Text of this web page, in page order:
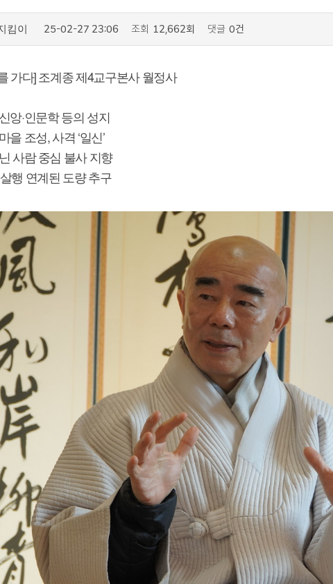
킴이 25-02-27 23:06 조회 12,662회 댓글 0건
가다] 조계종 제4교구본사 월정사
앙·인문학 등의 성지
을 조성, 사격 ‘일신’
사람 중심 불사 지향
행 연계된 도량 추구